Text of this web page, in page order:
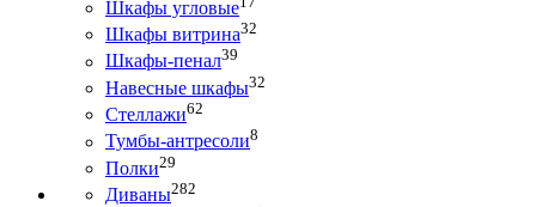
Шкафы угловые
Шкафы витрина32
Шкафы-пенал39
Навесные шкафы32
Стеллажи62
Тумбы-антресоли8
Полки29
Диваны282